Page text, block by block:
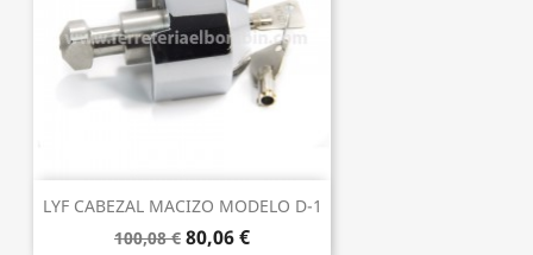
LYF CABEZAL MACIZO MODELO D-1
100,08 € 80,06 €